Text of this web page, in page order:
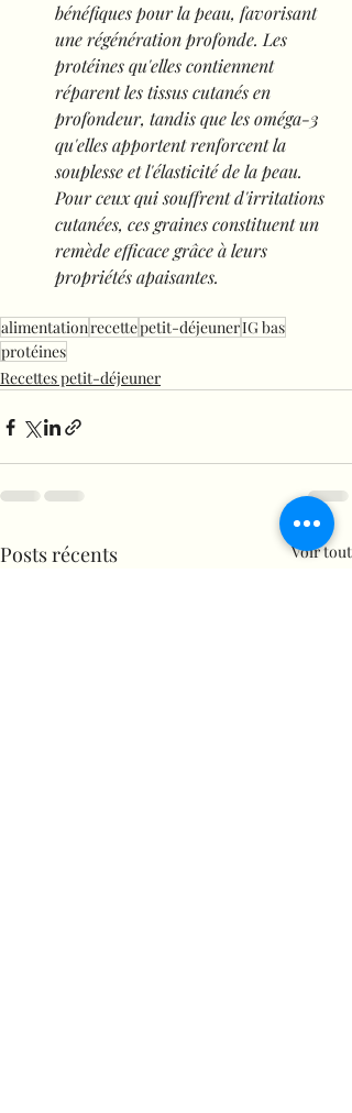
bénéfiques pour la peau, favorisant
une régénération profonde. Les
protéines qu'elles contiennent
réparent les tissus cutanés en
profondeur, tandis que les oméga-3
qu'elles apportent renforcent la
souplesse et l'élasticité de la peau.
Pour ceux qui souffrent d'irritations
cutanées, ces graines constituent un
remède efficace grâce à leurs
propriétés apaisantes.
alimentationrecettepetit-déjeunerIG bas
protéines
Recettes petit-déjeuner
Posts récents Voir tout